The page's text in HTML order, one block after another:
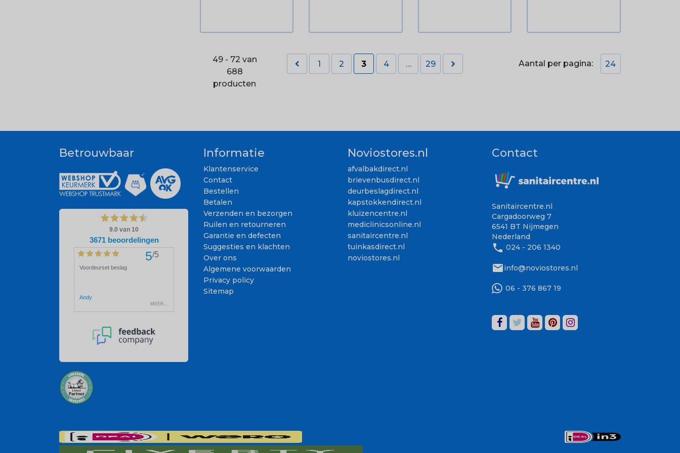
49 - 72 van
688
producten
 1 2 3 4 … 29  Aantal per pagina: 24
Betrouwbaar Informatie
Klantenservice
Contact
Bestellen
Betalen
Verzenden en bezorgen
Ruilen en retourneren
Garantie en defecten
Suggesties en klachten
Over ons
Algemene voorwaarden
Privacy policy
Sitemap
Noviostores.nl
afvalbakdirect.nl
brievenbusdirect.nl
deurbeslagdirect.nl
kapstokkendirect.nl
kluizencentre.nl
mediclinicsonline.nl
sanitaircentre.nl
tuinkasdirect.nl
noviostores.nl
Contact
Sanitaircentre.nl
Cargadoorweg 7
6541 BT Nijmegen
Nederland
phone 024 - 206 1340
mailinfo@noviostores.nl
06 - 376 867 19